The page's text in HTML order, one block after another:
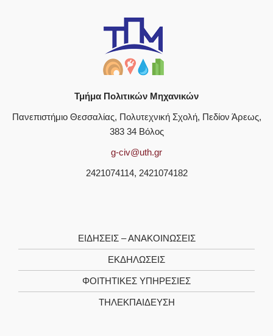
Τμήμα Πολιτικών Μηχανικών
Πανεπιστήμιο Θεσσαλίας, Πολυτεχνική Σχολή, Πεδίον Άρεως,
383 34 Βόλος
g-civ@uth.gr
2421074114, 2421074182
ΕΙΔΗΣΕΙΣ – ΑΝΑΚΟΙΝΩΣΕΙΣ
ΕΚΔΗΛΩΣΕΙΣ
ΦΟΙΤΗΤΙΚΈΣ ΥΠΗΡΕΣΊΕΣ
ΤΗΛΕΚΠΑΊΔΕΥΣΗ